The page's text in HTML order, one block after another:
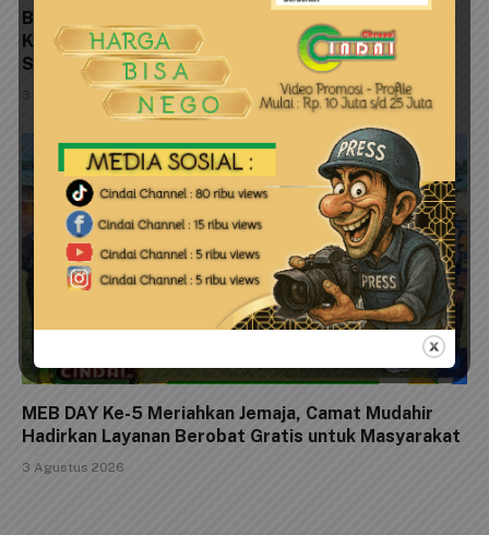
Bupati Aneng Ngopi Bersama SKPD, Camat Jemaja,
Ketua FKUB, dan Tokoh Masyarakat, Perkuat
Silaturahmi dan Sinergi Pembangunan
3 Agustus 2026
MEB DAY Ke-5 Meriahkan Jemaja, Camat Mudahir
Hadirkan Layanan Berobat Gratis untuk Masyarakat
3 Agustus 2026